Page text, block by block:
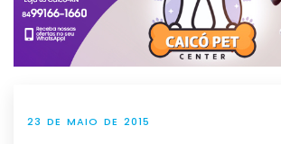
23 DE MAIO DE 2015